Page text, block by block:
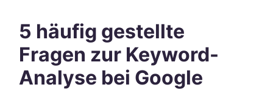
5 häufig gestellte
Fragen zur Keyword-
Analyse bei Google